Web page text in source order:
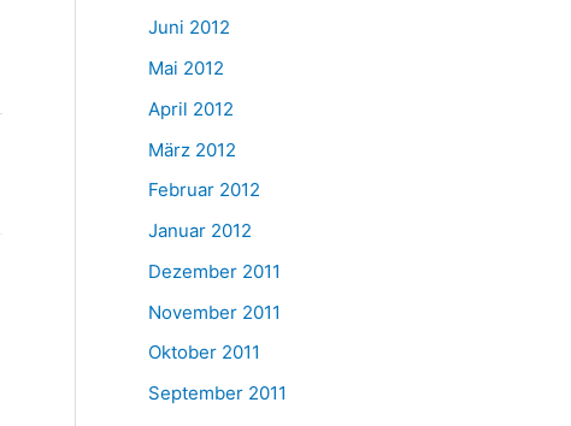
Juni 2012
Mai 2012
April 2012
März 2012
Februar 2012
Januar 2012
Dezember 2011
November 2011
Oktober 2011
September 2011